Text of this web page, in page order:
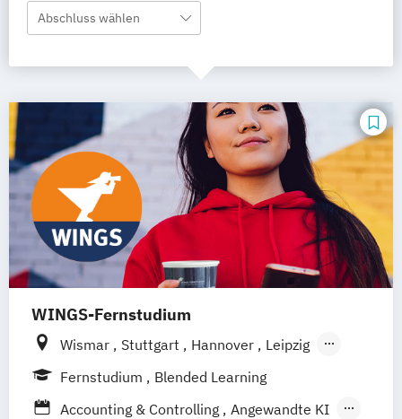
Abschluss wählen
WINGS-Fernstudium
Wismar Stuttgart Hannover
Leipzig
Frankfurt am Main
Berlin
Hamburg
Fernstudium
Blended Learning
Accounting & Controlling
Angewandte KI